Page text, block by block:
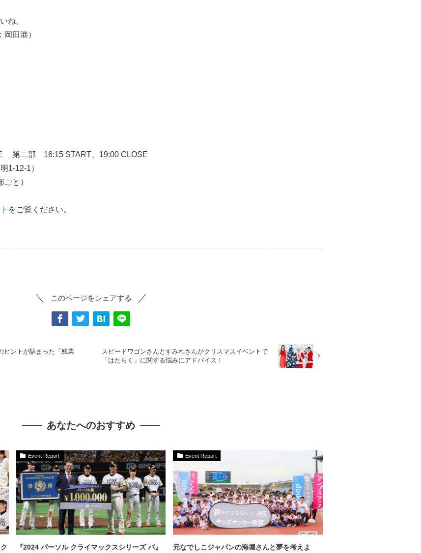
ね。
田港）
第二部 16:15 START、19:00 CLOSE
1-12-1）
と）
をご覧ください。
このページをシェアする
ヒントが詰まった「残業
スピードワゴンさんとすみれさんがクリスマスイベントで
「はたらく」に関する悩みにアドバイス！
あなたへのおすすめ
Event Report
『2024 パーソル クライマックスシリーズ パ』
Event Report
元なでしこジャパンの海堀さんと夢を考えよ